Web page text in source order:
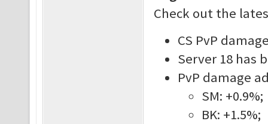
Check out the
CS PvP
Server 18 has
PvP damage
SM: +0.9%;
BK: +1.5%;